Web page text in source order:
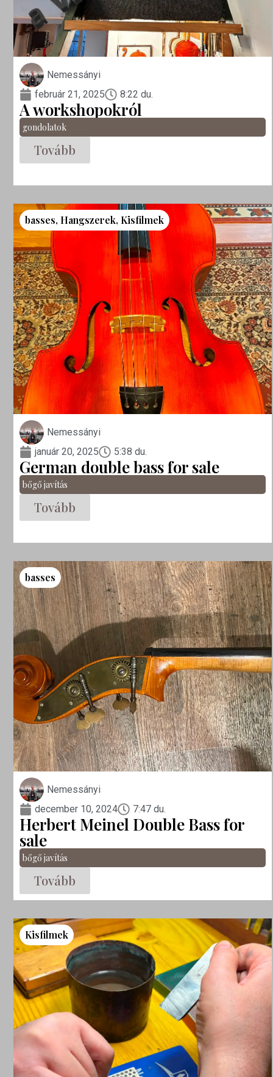
Nemessányi
február 21, 2025
8:22 du.
A workshopokról
gondolatok
Tovább
basses, Hangszerek, Kisfilmek
Nemessányi
január 20, 2025
5:38 du.
German double bass for sale
bőgő javítás
Tovább
basses
Nemessányi
december 10, 2024
7:47 du.
Herbert Meinel Double Bass for
sale
bőgő javítás
Tovább
Kisfilmek